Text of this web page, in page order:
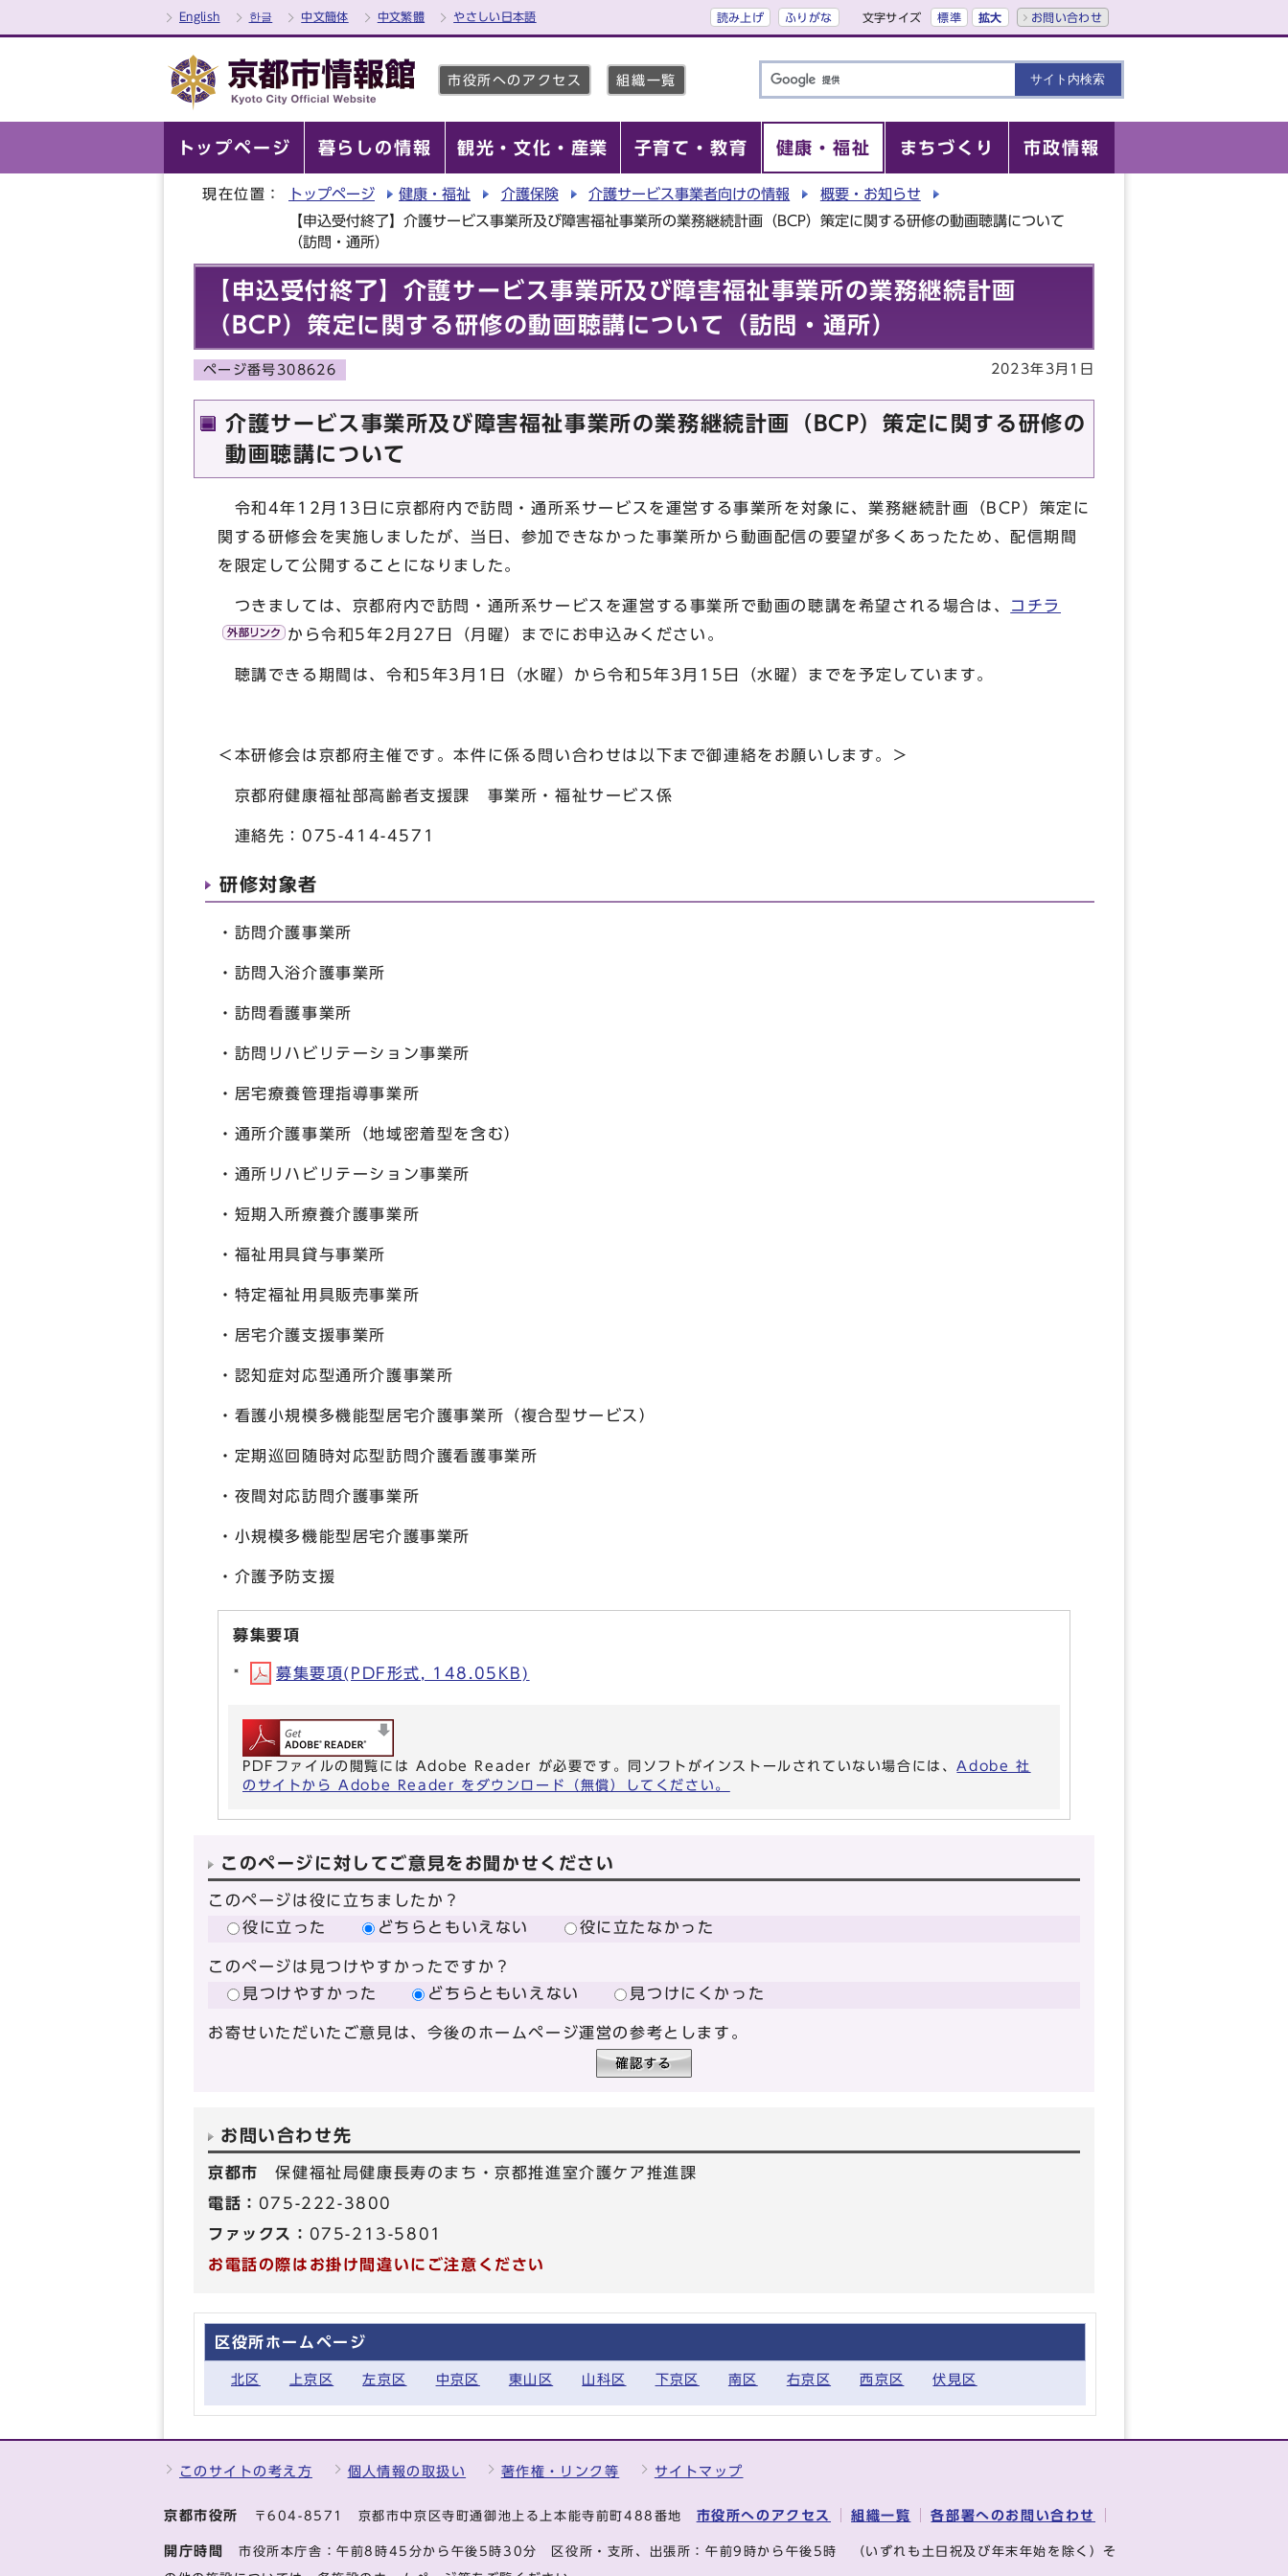
English 한글 中文簡体 中文繁體 やさしい日本語 読み上げ ふりがな 文字サイズ 標準 拡大 お問い合わせ
市役所へのアクセス 組織一覧
トップページ 暮らしの情報 観光・文化・産業 子育て・教育 健康・福祉 まちづくり 市政情報
現在位置： トップページ 健康・福祉 介護保険 介護サービス事業者向けの情報
概要・お知らせ
【申込受付終了】介護サービス事業所及び障害福祉事業所の業務継続計画（BCP）策定に関する研修の動画聴講について
（訪問・通所）
【申込受付終了】介護サービス事業所及び障害福祉事業所の業務継続計画
（BCP）策定に関する研修の動画聴講について（訪問・通所）
ページ番号308626 2023年3月1日
介護サービス事業所及び障害福祉事業所の業務継続計画（BCP）策定に関する研修の
動画聴講について
令和4年12月13日に京都府内で訪問・通所系サービスを運営する事業所を対象に、業務継続計画（BCP）策定に
関する研修会を実施しましたが、当日、参加できなかった事業所から動画配信の要望が多くあったため、配信期間
を限定して公開することになりました。
つきましては、京都府内で訪問・通所系サービスを運営する事業所で動画の聴講を希望される場合は、
コチラ
から令和5年2月27日（月曜）までにお申込みください。
聴講できる期間は、令和5年3月1日（水曜）から令和5年3月15日（水曜）までを予定しています。
＜本研修会は京都府主催です。本件に係る問い合わせは以下まで御連絡をお願いします。＞
京都府健康福祉部高齢者支援課 事業所・福祉サービス係
連絡先：075-414-4571
研修対象者
・訪問介護事業所
・訪問入浴介護事業所
・訪問看護事業所
・訪問リハビリテーション事業所
・居宅療養管理指導事業所
・通所介護事業所（地域密着型を含む）
・通所リハビリテーション事業所
・短期入所療養介護事業所
・福祉用具貸与事業所
・特定福祉用具販売事業所
・居宅介護支援事業所
・認知症対応型通所介護事業所
・看護小規模多機能型居宅介護事業所（複合型サービス）
・定期巡回随時対応型訪問介護看護事業所
・夜間対応訪問介護事業所
・小規模多機能型居宅介護事業所
・介護予防支援
募集要項
募集要項(PDF形式, 148.05KB)
PDFファイルの閲覧には Adobe Reader が必要です。同ソフトがインストールされていない場合には、Adobe 社
のサイトから Adobe Reader をダウンロード（無償）してください。
このページに対してご意見をお聞かせください
このページは役に立ちましたか？
役に立った
どちらともいえない 役に立たなかった
このページは見つけやすかったですか？
見つけやすかった
どちらともいえない 見つけにくかった
お寄せいただいたご意見は、今後のホームページ運営の参考とします。
お問い合わせ先
京都市保健福祉局健康長寿のまち・京都推進室介護ケア推進課
電話： 075-222-3800
ファックス： 075-213-5801
お電話の際はお掛け間違いにご注意ください
区役所ホームページ
北区 上京区 左京区 中京区 東山区 山科区 下京区 南区 右京区 西京区 伏見区
このサイトの考え方 個人情報の取扱い 著作権・リンク等 サイトマップ
京都市役所 〒604-8571 京都市中京区寺町通御池上る上本能寺前町488番地 市役所へのアクセス 組織一覧 各部署へのお問い合わせ
開庁時間 市役所本庁舎：午前8時45分から午後5時30分 区役所・支所、出張所：午前9時から午後5時 （いずれも土日祝及び年末年始を除く）そ